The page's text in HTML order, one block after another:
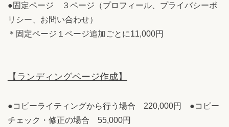
●固定ページ ３ページ（プロフィール、プライバシーポ
リシー、お問い合わせ）
＊固定ページ１ページ追加ごとに11,000円
【ランディングページ作成】
●コピーライティングから行う場合 220,000円 ●コピー
チェック・修正の場合 55,000円